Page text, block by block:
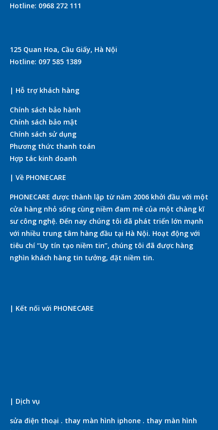
Hotline: 0968 272 111
125 Quan Hoa, Cầu Giấy, Hà Nội
Hotline: 097 585 1389
| Hỗ trợ khách hàng
Chính sách bảo hành
Chính sách bảo mật
Chính sách sử dụng
Phương thức thanh toán
Hợp tác kinh doanh
| Về PHONECARE
PHONECARE được thành lập từ năm 2006 khởi đầu với một
cửa hàng nhỏ sống cùng niềm đam mê của một chàng kĩ
sư công nghệ. Đến nay chúng tôi đã phát triển lớn mạnh
với nhiều trung tâm hàng đầu tại Hà Nội. Hoạt động với
tiêu chí “Uy tín tạo niềm tin”, chúng tôi đã được hàng
nghìn khách hàng tin tưởng, đặt niềm tin.
| Kết nối với PHONECARE
| Dịch vụ
sửa điện thoại . thay màn hình iphone . thay màn hình